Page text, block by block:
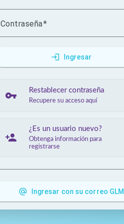
Contraseña
login Ingresar
vpn_key Restablecer contraseña
Recupere su acceso aquí
person_add
¿Es un usuario nuevo?
Obtenga información para
registrarse
alternate_email Ingresar con su correo GLM